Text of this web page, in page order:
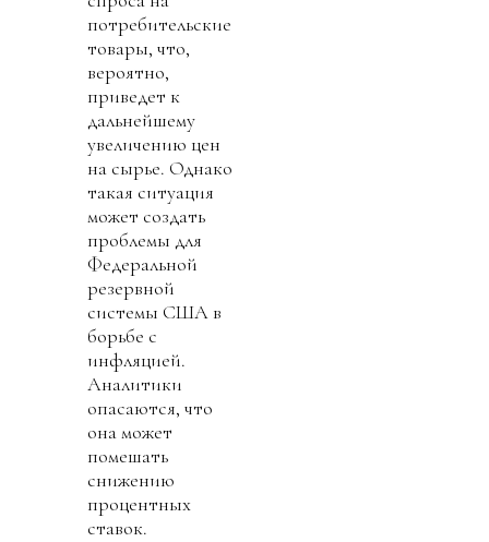
потребительские
товары, что,
вероятно,
приведет к
дальнейшему
увеличению цен
на сырье. Однако
такая ситуация
может создать
проблемы для
Федеральной
резервной
системы США в
борьбе с
инфляцией.
Аналитики
опасаются, что
она может
помешать
снижению
процентных
ставок.